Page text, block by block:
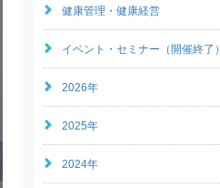
健康管理・健康経営
イベント・セミナー（開催終了）
2026年
2025年
2024年